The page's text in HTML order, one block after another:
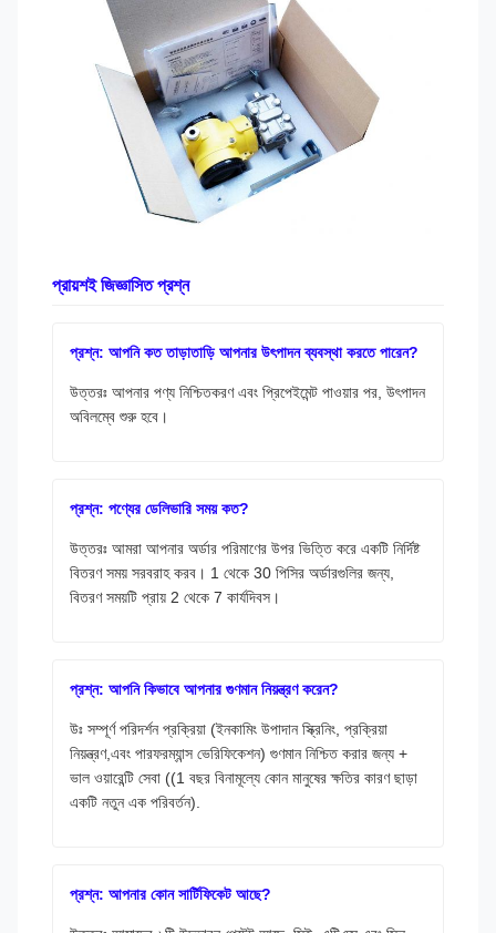
প্রায়শই জিজ্ঞাসিত প্রশ্ন
প্রশ্ন: আপনি কত তাড়াতাড়ি আপনার উৎপাদন ব্যবস্থা করতে পারেন?
উত্তরঃ আপনার পণ্য নিশ্চিতকরণ এবং প্রিপেইমেন্ট পাওয়ার পর, উৎপাদন
অবিলম্বে শুরু হবে।
প্রশ্ন: পণ্যের ডেলিভারি সময় কত?
উত্তরঃ আমরা আপনার অর্ডার পরিমাণের উপর ভিত্তি করে একটি নির্দিষ্ট
বিতরণ সময় সরবরাহ করব। 1 থেকে 30 পিসির অর্ডারগুলির জন্য,
বিতরণ সময়টি প্রায় 2 থেকে 7 কার্যদিবস।
প্রশ্ন: আপনি কিভাবে আপনার গুণমান নিয়ন্ত্রণ করেন?
উঃ সম্পূর্ণ পরিদর্শন প্রক্রিয়া (ইনকামিং উপাদান স্ক্রিনিং, প্রক্রিয়া
নিয়ন্ত্রণ,এবং পারফরম্যান্স ভেরিফিকেশন) গুণমান নিশ্চিত করার জন্য +
ভাল ওয়ারেন্টি সেবা ((1 বছর বিনামূল্যে কোন মানুষের ক্ষতির কারণ ছাড়া
একটি নতুন এক পরিবর্তন).
প্রশ্ন: আপনার কোন সার্টিফিকেট আছে?